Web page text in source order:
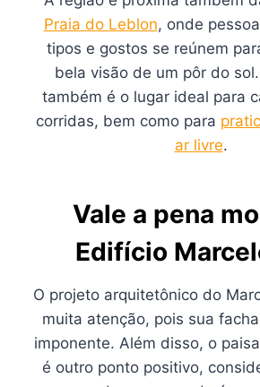
Praia do Leblon, onde
tipos e gostos se reúnem
bela visão de um pôr do
também é o lugar ideal para
corridas, bem como para
ar livre.
Vale a pena
Edifício
O projeto arquitetônico do
muita atenção, pois sua
imponente. Além disso, o
é outro ponto positivo,